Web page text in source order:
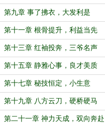
第九章 事了拂衣，大发利是
第十一章 根骨提升，利益当先
第十三章 红袖投奔，三爷名声
第十五章 静雅心事，良才美质
第十七章 秘技恒定，小生意
第十九章 八方云刀，硬桥硬马
第二十一章 神力天成，双向奔赴